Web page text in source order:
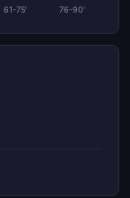
61-75' 76-90'